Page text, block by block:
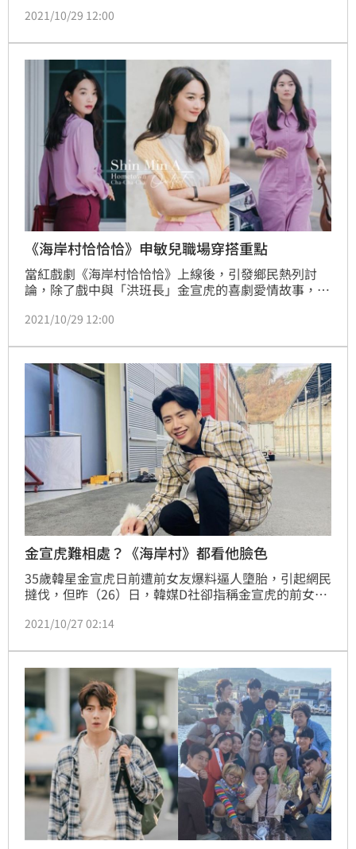
件也逐漸撥雲見日，連《海岸村恰恰恰》的小童星們也
星申敏兒雖在這次事件中，從未有任何表態，但也沒因
為醜聞而刻意疏遠金宣虎，讓不少粉絲大讚真是有情有
2021/10/29 12:00
《海岸村恰恰恰》申敏兒職場穿搭重點
當紅戲劇《海岸村恰恰恰》上線後，引發鄉民熱列討
論，除了戲中與「洪班長」金宣虎的喜劇愛情故事，申
理了幾個申敏兒的穿搭重點：高大女生怎麼穿好看？襯
2021/10/29 12:00
金宣虎難相處？《海岸村》都看他臉色
35歲韓星金宣虎日前遭前女友爆料逼人墮胎，引起網民
撻伐，但昨（26）日，韓媒D社卻指稱金宣虎的前女友
反轉，甚至連出演《海岸村》的小童星的家長也發聲力
直批金宣虎時常板著臉上工，全劇組都要看他的臉色，
讓現場變得尷尬不便。
2021/10/27 02:14